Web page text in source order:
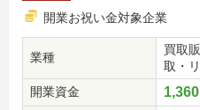
開業お祝い金対象企業
業種
買取
取・
開業資金